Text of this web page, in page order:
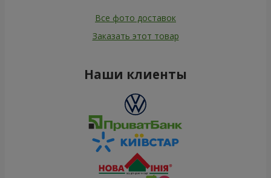
Все фото доставок
Заказать этот товар
Наши клиенты